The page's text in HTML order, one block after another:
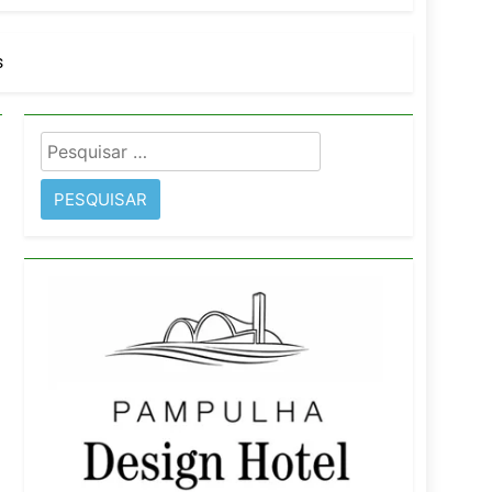
e fortalece infraestrutura
Pesquisar
por: